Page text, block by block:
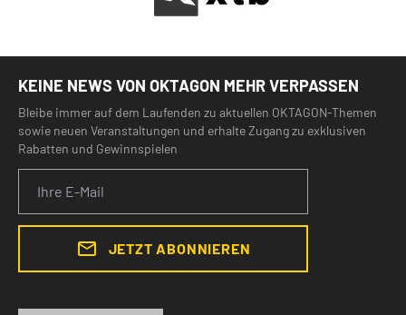
KEINE NEWS VON OKTAGON MEHR VERPASSEN
Bleibe immer auf dem Laufenden zu aktuellen OKTAGON-Themen
sowie neuen Veranstaltungen und erhalte Zugang zu exklusiven
Rabatten und Gewinnspielen
JETZT ABONNIEREN